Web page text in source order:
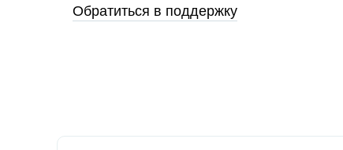
Обратиться в поддержку